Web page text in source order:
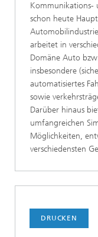
Kommunikations-
schon heute
arbeitet in
Domäne Auto
insbesondere
automatisiertes
sowie
Darüber hinaus
umfangreichen
Möglichkeiten,
verschiedensten
DRUCKEN